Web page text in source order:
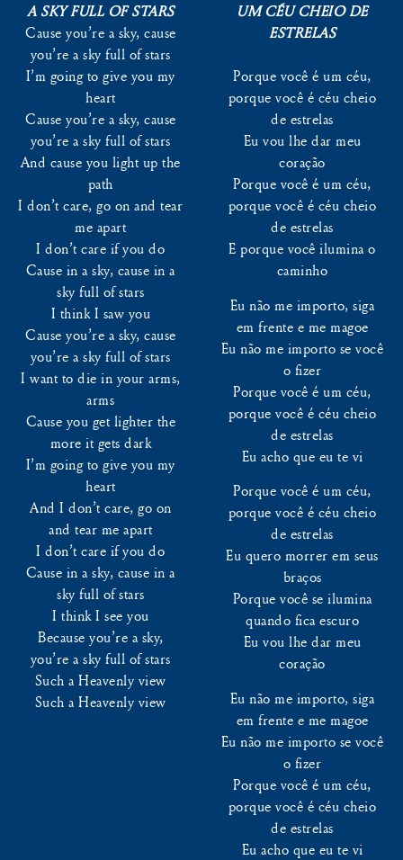
A SKY FULL OF STARS
Cause you’re a sky, cause
you’re a sky full of stars
I’m going to give you my
heart
Cause you’re a sky, cause
you’re a sky full of stars
And cause you light up the
path
I don’t care, go on and tear
me apart
I don’t care if you do
Cause in a sky, cause in a
sky full of stars
I think I saw you
Cause you’re a sky, cause
you’re a sky full of stars
I want to die in your arms,
arms
Cause you get lighter the
more it gets dark
I’m going to give you my
heart
And I don’t care, go on
and tear me apart
I don’t care if you do
Cause in a sky, cause in a
sky full of stars
I think I see you
Because you’re a sky,
you’re a sky full of stars
Such a Heavenly view
Such a Heavenly view
UM CÉU CHEIO DE
ESTRELAS
Porque você é um céu,
porque você é céu cheio
de estrelas
Eu vou lhe dar meu
coração
Porque você é um céu,
porque você é céu cheio
de estrelas
E porque você ilumina o
caminho
Eu não me importo, siga
em frente e me magoe
Eu não me importo se você
o fizer
Porque você é um céu,
porque você é céu cheio
de estrelas
Eu acho que eu te vi
Porque você é um céu,
porque você é céu cheio
de estrelas
Eu quero morrer em seus
braços
Porque você se ilumina
quando fica escuro
Eu vou lhe dar meu
coração
Eu não me importo, siga
em frente e me magoe
Eu não me importo se você
o fizer
Porque você é um céu,
porque você é céu cheio
de estrelas
Eu acho que eu te vi